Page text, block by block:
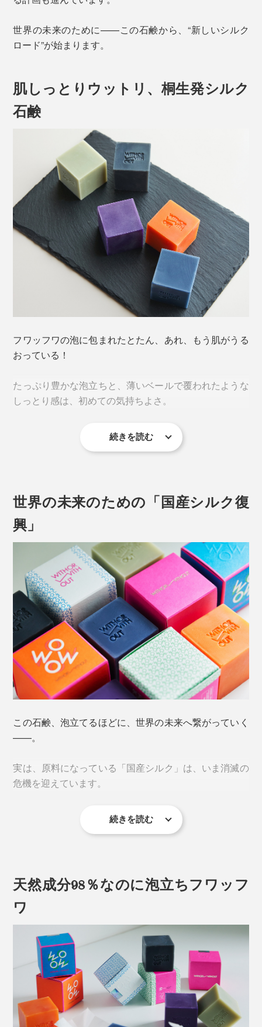
世界の未来のために——この石鹸から、“新しいシルク
ロード”が始まります。
肌しっとりウットリ、桐生発シルク
石鹸
フワッフワの泡に包まれたとたん、あれ、もう肌がうる
おっている！
たっぷり豊かな泡立ちと、薄いベールで覆われたような
しっとり感は、初めての気持ちよさ。
毎日のお風呂が楽しみになる石鹸、見つけました。
『WITH OR WITHOUT（ウィズ オア ウィズアウト）』
のシルク石鹸です。
をつくるタンパク質「セリシン」のおかげ。
セリシンは、私たちの肌のなかにある、天然保湿成分
（NMF）のアミノ酸組成とよく似ているから、肌になじ
みやすく、しっとりとうるおいます。
続きを読む
世界の未来のための「国産シルク復
興」
この石鹸、泡立てるほどに、世界の未来へ繋がっていく
——。
実は、原料になっている「国産シルク」は、いま消滅の
危機を迎えています。
明治時代、シルクを支える養蚕業は、日本を代表する産
業でしたが、いまや減る一方に。
続きを読む
天然成分98％なのに泡立ちフワッフ
ワ